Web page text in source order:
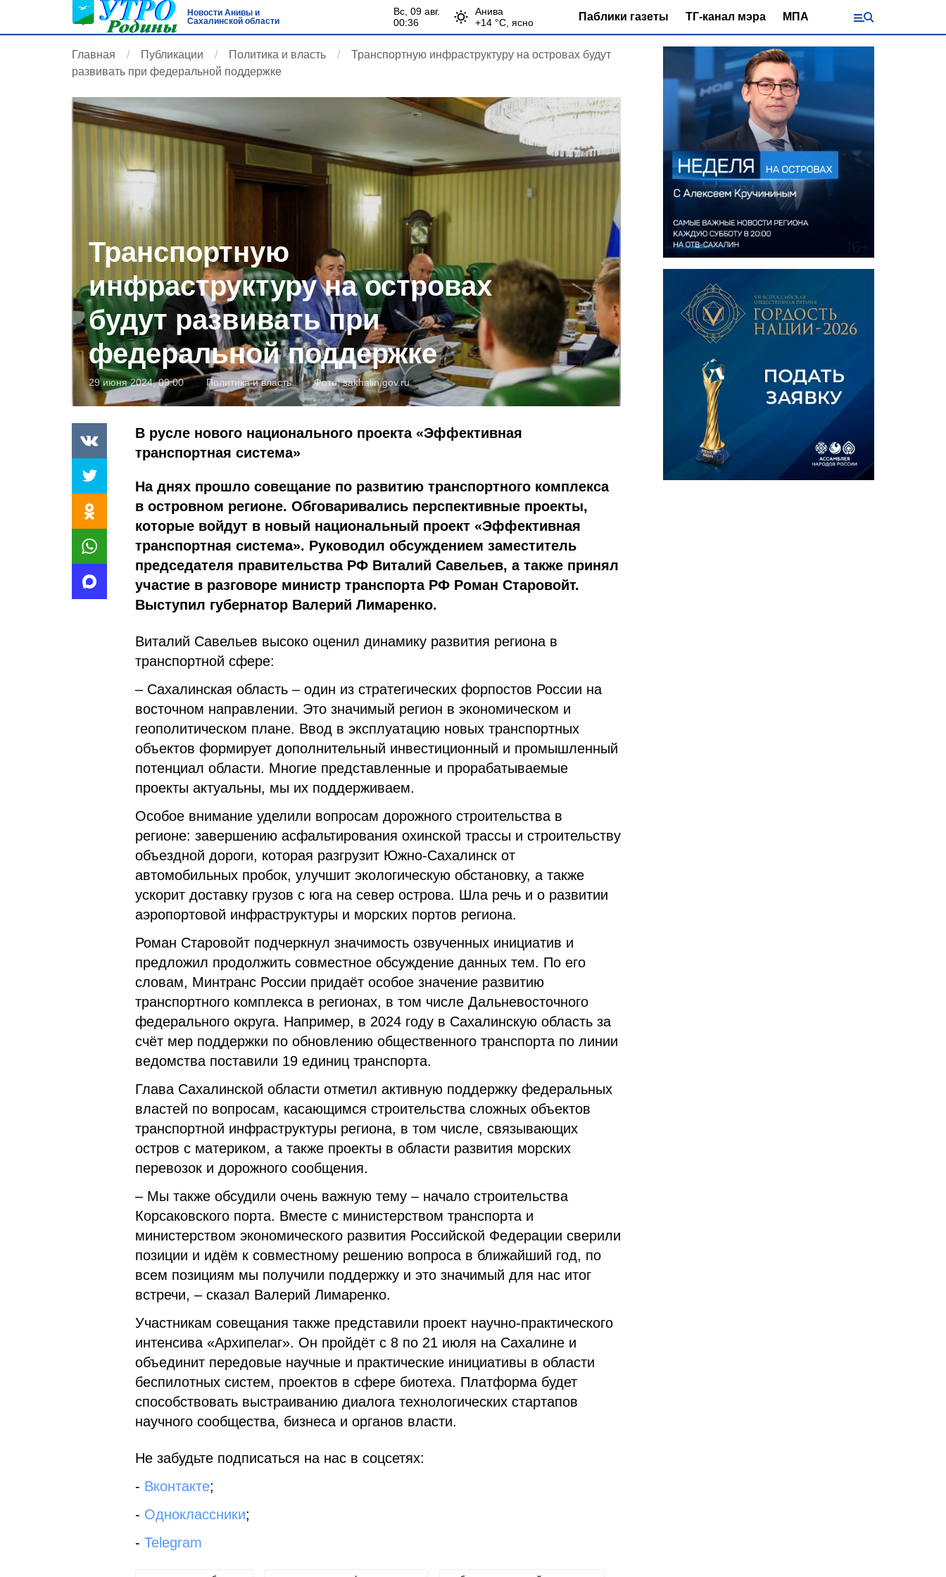
Новости Анивы и
Сахалинской области
вс, 09 авг.
00:36
Анива
+14 °С, ясно Паблики газеты ТГ-канал мэра МПА
Главная Публикации Политика и власть
Транспортную инфраструктуру на островах будут
развивать при федеральной поддержке
Транспортную
инфраструктуру на островах
будут развивать при
федеральной поддержке
29 июня 2024, 09:00 Политика и власть Фото:sakhalin.gov.ru
В русле нового национального проекта «Эффективная
транспортная система»
На днях прошло совещание по развитию транспортного комплекса
в островном регионе. Обговаривались перспективные проекты,
которые войдут в новый национальный проект «Эффективная
транспортная система». Руководил обсуждением заместитель
председателя правительства РФ Виталий Савельев, а также принял
участие в разговоре министр транспорта РФ Роман Старовойт.
Выступил губернатор Валерий Лимаренко.
Виталий Савельев высоко оценил динамику развития региона в
транспортной сфере:
– Сахалинская область – один из стратегических форпостов России на
восточном направлении. Это значимый регион в экономическом и
геополитическом плане. Ввод в эксплуатацию новых транспортных
объектов формирует дополнительный инвестиционный и промышленный
потенциал области. Многие представленные и прорабатываемые
проекты актуальны, мы их поддерживаем.
Особое внимание уделили вопросам дорожного строительства в
регионе: завершению асфальтирования охинской трассы и строительству
объездной дороги, которая разгрузит Южно-Сахалинск от
автомобильных пробок, улучшит экологическую обстановку, а также
ускорит доставку грузов с юга на север острова. Шла речь и о развитии
аэропортовой инфраструктуры и морских портов региона.
Роман Старовойт подчеркнул значимость озвученных инициатив и
предложил продолжить совместное обсуждение данных тем. По его
словам, Минтранс России придаёт особое значение развитию
транспортного комплекса в регионах, в том числе Дальневосточного
федерального округа. Например, в 2024 году в Сахалинскую область за
счёт мер поддержки по обновлению общественного транспорта по линии
ведомства поставили 19 единиц транспорта.
Глава Сахалинской области отметил активную поддержку федеральных
властей по вопросам, касающимся строительства сложных объектов
транспортной инфраструктуры региона, в том числе, связывающих
остров с материком, а также проекты в области развития морских
перевозок и дорожного сообщения.
– Мы также обсудили очень важную тему – начало строительства
Корсаковского порта. Вместе с министерством транспорта и
министерством экономического развития Российской Федерации сверили
позиции и идём к совместному решению вопроса в ближайший год, по
всем позициям мы получили поддержку и это значимый для нас итог
встречи, – сказал Валерий Лимаренко.
Участникам совещания также представили проект научно-практического
интенсива «Архипелаг». Он пройдёт с 8 по 21 июля на Сахалине и
объединит передовые научные и практические инициативы в области
беспилотных систем, проектов в сфере биотеха. Платформа будет
способствовать выстраиванию диалога технологических стартапов
научного сообщества, бизнеса и органов власти.
Не забудьте подписаться на нас в соцсетях:
- Вконтакте;
- Одноклассники;
- Telegram